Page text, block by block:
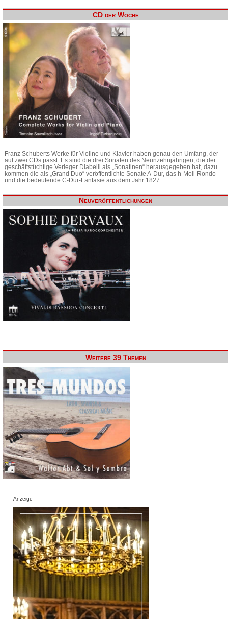
CD der Woche
Franz Schuberts Werke für Violine und Klavier haben genau den Umfang, der
auf zwei CDs passt. Es sind die drei Sonaten des Neunzehnjährigen, die der
geschäftstüchtige Verleger Diabelli als „Sonatinen“ herausgegeben hat, dazu
kommen die als „Grand Duo“ veröffentlichte Sonate A-Dur, das h-Moll-Rondo
und die bedeutende C-Dur-Fantasie aus dem Jahr 1827.
Neuveröffentlichungen
Weitere 39 Themen
Anzeige